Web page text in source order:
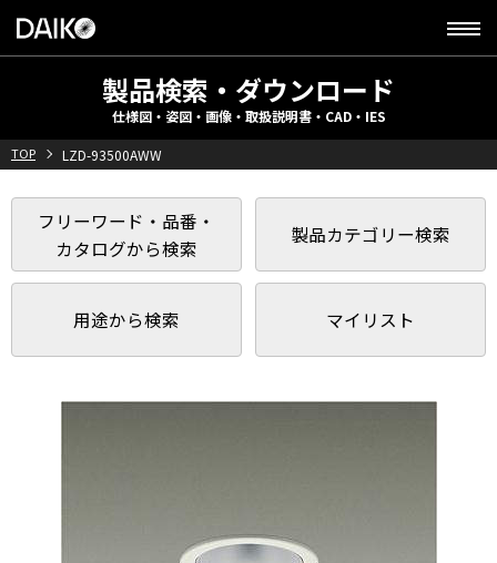
製品検索・ダウンロード
仕様図・姿図・画像・取扱説明書・CAD・IES
TOP LZD-93500AWW
フリーワード・品番・
カタログから検索
製品カテゴリー検索
用途から検索 マイリスト